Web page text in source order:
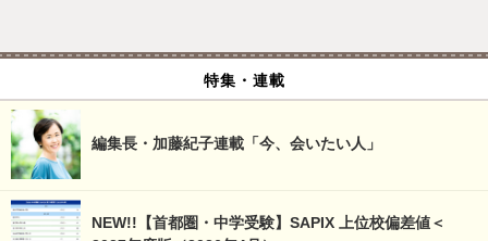
特集・連載
編集長・加藤紀子連載「今、会いたい人」
NEW!!【首都圏・中学受験】SAPIX 上位校偏差値＜